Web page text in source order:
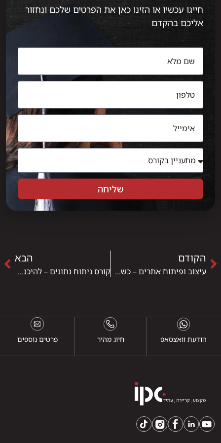
חייגו עכשיו או הזינו כאן את הפרטים שלכם ונחזור
אליכם בהקדם
שליחה
הקודם
עיצוב ופיתוח אתרים – כשהרעיון הופך לחוויה דיגיטלית
הבא
קורס ניתוח נתונים – להיכנס לעולם שבו מספרים מספרים את האמת
הודעת וואצסאפ חיוג מהיר פרטים נוספים